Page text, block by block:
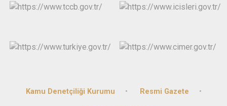
Kamu Denetçiliği Kurumu Resmi Gazete